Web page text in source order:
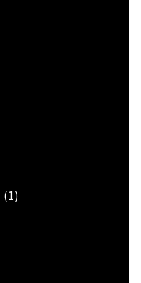
(1)